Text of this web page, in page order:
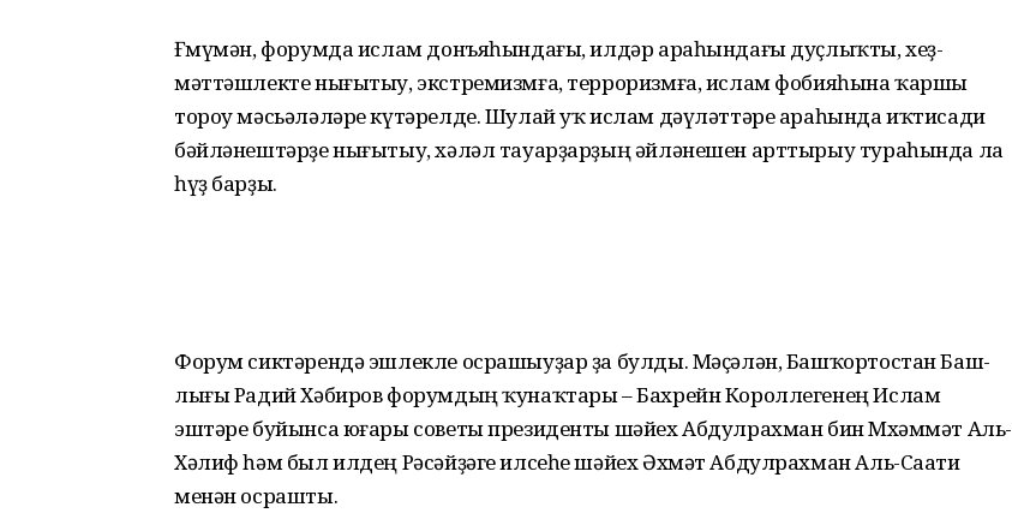
Ғөмүмән, форумда ислам донъяһын­да­­ғы, илдәр араһындағы дуҫлыҡты, хеҙ­
мәттәшлекте нығытыу, экстремизмға, тер­роризмға, ислам фобияһына ҡаршы
тороу мәсьәләләре күтәрелде. Шулай уҡ ислам дәүләттәре араһында иҡтисади
бәйлә­неш­тәрҙе нығытыу, хәләл тауарҙар­ҙың әйләнешен арттырыу тураһында ла
һүҙ барҙы.
Форум сиктәрендә эшлекле осрашыу­ҙар ҙа булды. Мәҫәлән, Башҡортостан Баш­
лығы Радий Хәбиров форумдың ҡу­наҡтары – Бахрейн Короллегенең Ислам
эштәре буйынса юғары советы президенты шәйех Абдулрахман бин Мөхәммәт Аль-
Хәлиф һәм был илдең Рәсәйҙәге илсеһе шәйех Әхмәт Абдулрахман Аль-Саати
менән осрашты.